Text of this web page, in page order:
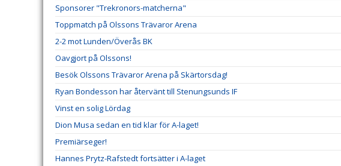
Sponsorer "Trekronors-matcherna"
Toppmatch på Olssons Trävaror Arena
2-2 mot Lunden/Överås BK
Oavgjort på Olssons!
Besök Olssons Trävaror Arena på Skärtorsdag!
Ryan Bondesson har återvänt till Stenungsunds IF
Vinst en solig Lördag
Dion Musa sedan en tid klar för A-laget!
Premiärseger!
Hannes Prytz-Rafstedt fortsätter i A-laget